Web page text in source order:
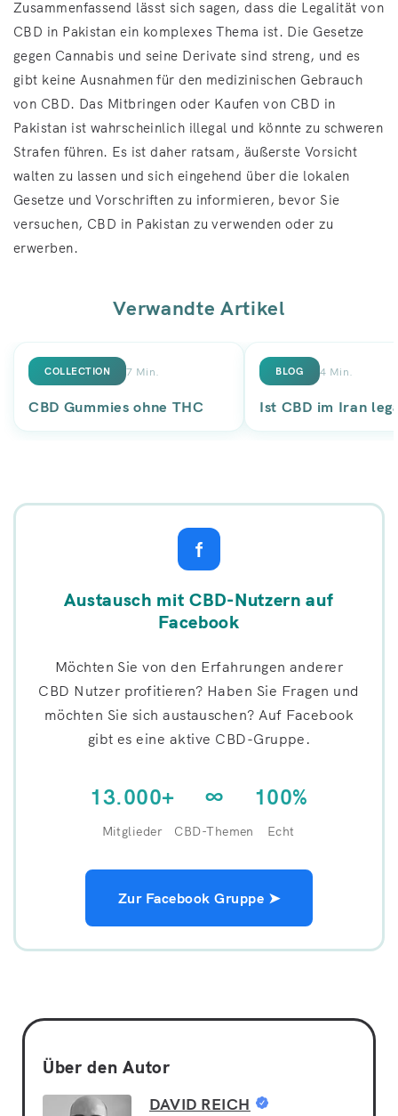
Zusammenfassend lässt sich sagen, dass die Legalität von
CBD in Pakistan ein komplexes Thema ist. Die Gesetze
gegen Cannabis und seine Derivate sind streng, und es
gibt keine Ausnahmen für den medizinischen Gebrauch
von CBD. Das Mitbringen oder Kaufen von CBD in
Pakistan ist wahrscheinlich illegal und könnte zu schweren
Strafen führen. Es ist daher ratsam, äußerste Vorsicht
walten zu lassen und sich eingehend über die lokalen
Gesetze und Vorschriften zu informieren, bevor Sie
versuchen, CBD in Pakistan zu verwenden oder zu
erwerben.
Verwandte Artikel
COLLECTION 7 Min.
CBD Gummies ohne THC
BLOG 4 Min.
Ist CBD im Iran
f
Austausch mit CBD-Nutzern auf
Facebook
Möchten Sie von den Erfahrungen anderer
CBD Nutzer profitieren? Haben Sie Fragen und
möchten Sie sich austauschen? Auf Facebook
gibt es eine aktive CBD-Gruppe.
13.000+
Mitglieder
∞
CBD-Themen
100%
Echt
Zur Facebook Gruppe ➤
Über den Autor
DAVID REICH